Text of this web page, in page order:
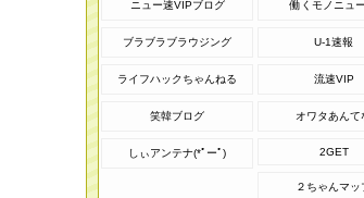
ニュー速VIPブログ 働くモノニュ
ブラブラブラウジング U-1速報
ライフハックちゃんねる 流速VIP
笑韓ブログ オワタあんて
しぃアンテナ(*ﾟーﾟ) 2GET
２ちゃんマッ